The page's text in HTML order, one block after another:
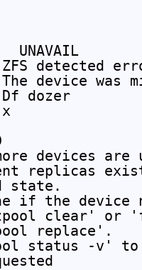
UNAVAIL
detected
device was
dozer
devices
replicas
state.
if the device
clear' or
replace'.
status -v'